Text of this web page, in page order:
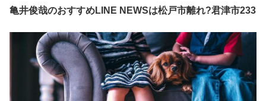
亀井俊哉のおすすめLINE NEWSは松戸市離れ?君津市233